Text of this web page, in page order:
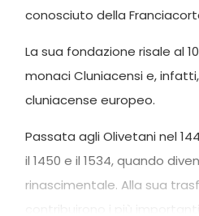
conosciuto della
La sua fondazione risale al
monaci Cluniacensi e,
cluniacense europeo.
Passata agli Olivetani nel
il 1450 e il 1534, quando
rinascimentale. Alla sua